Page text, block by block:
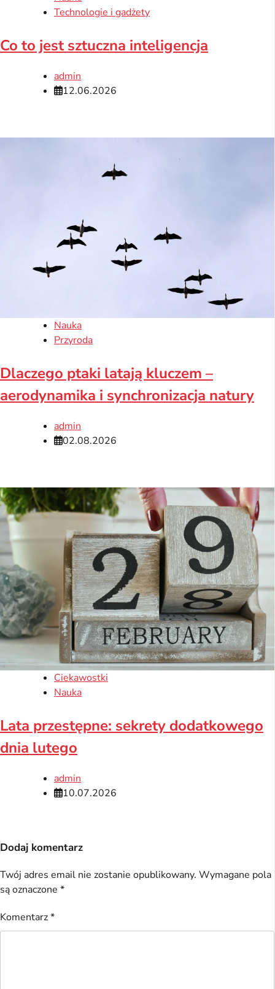
Technologie i gadżety
Co to jest sztuczna inteligencja
admin
12.06.2026
Nauka
Przyroda
Dlaczego ptaki latają kluczem –
aerodynamika i synchronizacja natury
admin
02.08.2026
Ciekawostki
Nauka
Lata przestępne: sekrety dodatkowego
dnia lutego
admin
10.07.2026
Dodaj komentarz
Twój adres email nie zostanie opublikowany. Wymagane pola
są oznaczone *
Komentarz*